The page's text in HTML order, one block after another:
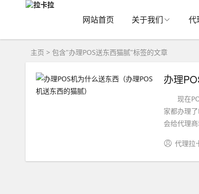
网站首页 关于我们 代
主页 > 包含"办理POS送东西猫腻"标签的文章
办理
现在
家都办理
会给代理
代理拉